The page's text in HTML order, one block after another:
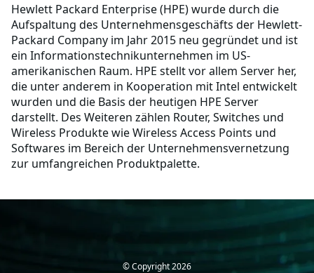
Hewlett Packard Enterprise (HPE) wurde durch die
Aufspaltung des Unternehmensgeschäfts der Hewlett-
Packard Company im Jahr 2015 neu gegründet und ist
ein Informationstechnikunternehmen im US-
amerikanischen Raum. HPE stellt vor allem Server her,
die unter anderem in Kooperation mit Intel entwickelt
wurden und die Basis der heutigen HPE Server
darstellt. Des Weiteren zählen Router, Switches und
Wireless Produkte wie Wireless Access Points und
Softwares im Bereich der Unternehmensvernetzung
zur umfangreichen Produktpalette.
© Copyright2026